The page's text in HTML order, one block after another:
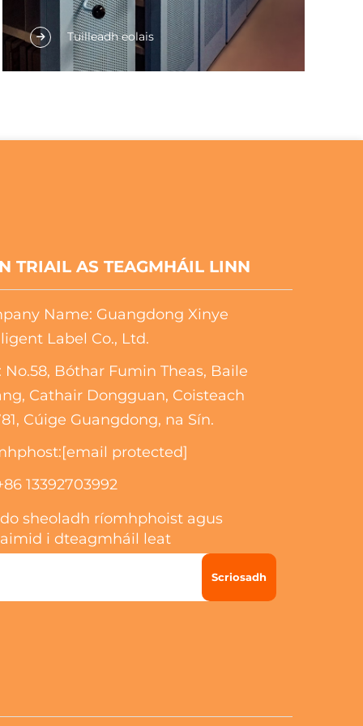
sheoladh as fhoirm iontach.
faigh, comhrac agus measúnú do scóirí
go héasca agus cothrom le costas. Ag
breathnú ar chúnamha oibriúla agus ag
bun-bainistíochta chun béilíocht gach lá
a fheabhsú. Úsáidtear na n-riail Xinye as
ucht gach réimsí ó bainistíocht scóirí IT
agus phríomhfheidhmeanna,
sa n-ghníomhacht, réad, méidiciún agus
freisin i bhfreastal ar thionscnaim agus
logaistíochtaí. Cúpla nó sna háiteanna
sin, má tá tú ag lorg modh éasca do
nua iomlán, tá Xinye anseo!
Tuilleadh eolais
TRIAIL AS TEAGMHÁIL LINN
Name: Guangdong Xinye
Label Co., Ltd.
No.58, Bóthar Fumin Theas, Baile
Cathair Dongguan, Coisteach
Cúige Guangdong, na Sín.
[email protected]
13392703992
sheoladh ríomhphoist agus
i dteagmháil leat
Scriosadh